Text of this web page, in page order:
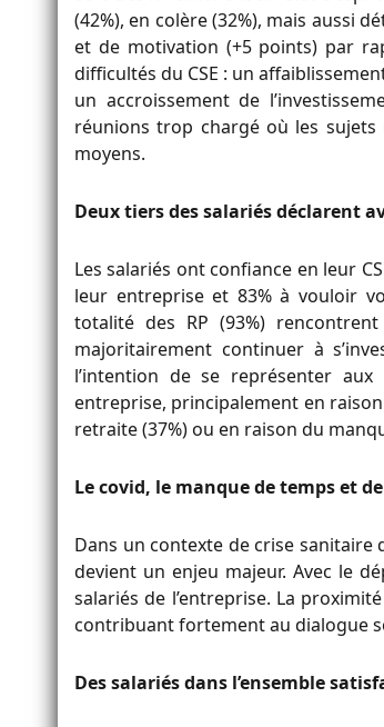
(42%), en colère (32%), mais aussi
et de motivation (+5 points) par
difficultés du CSE : un
un accroissement de
réunions trop chargé où les
moyens.
Deux tiers des salariés déclarent
Les salariés ont confiance en leur
leur entreprise et 83% à vouloir
totalité des RP (93%)
majoritairement continuer à
l’intention de se représenter
entreprise, principalement en
retraite (37%) ou en raison du
Le covid, le manque de temps et
Dans un contexte de crise sanitaire
devient un enjeu majeur. Avec le
salariés de l’entreprise. La
contribuant fortement au dialogue
Des salariés dans l’ensemble